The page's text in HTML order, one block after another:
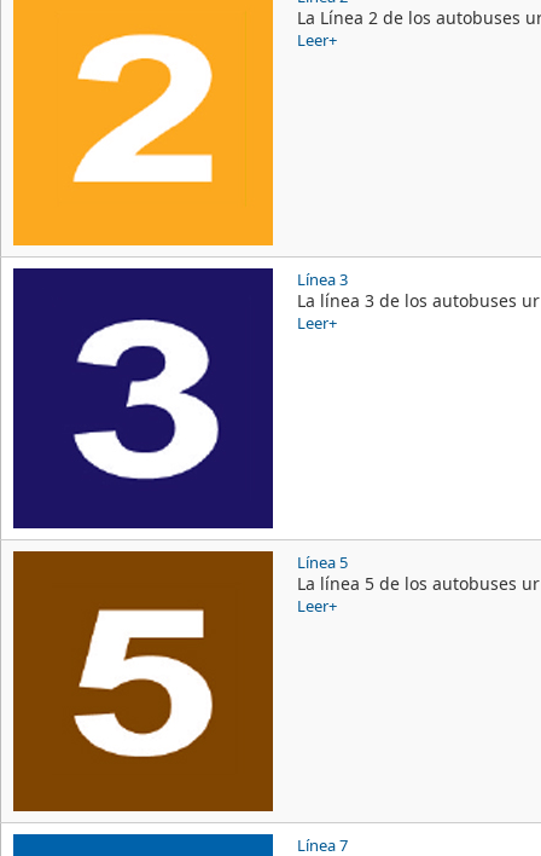
La Línea 2 de los autobuses
Leer+
Línea 3
La línea 3 de los autobuses
Leer+
Línea 5
La línea 5 de los autobuses
Leer+
Línea 7